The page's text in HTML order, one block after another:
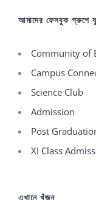
আমাদের ফেসবুক গ্রুপে
Community of
Campus
Science Club
Admission
Post
XI Class
এখানে খুঁজুন